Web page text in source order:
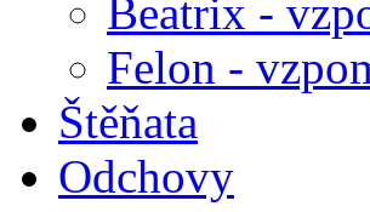
Beatrix -
Felon -
Štěňata
Odchovy